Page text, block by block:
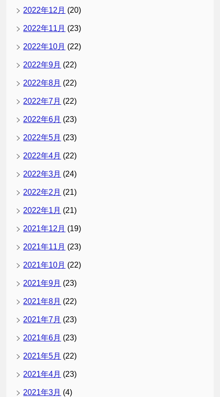
2022年12月 (20)
2022年11月 (23)
2022年10月 (22)
2022年9月 (22)
2022年8月 (22)
2022年7月 (22)
2022年6月 (23)
2022年5月 (23)
2022年4月 (22)
2022年3月 (24)
2022年2月 (21)
2022年1月 (21)
2021年12月 (19)
2021年11月 (23)
2021年10月 (22)
2021年9月 (23)
2021年8月 (22)
2021年7月 (23)
2021年6月 (23)
2021年5月 (22)
2021年4月 (23)
2021年3月 (4)